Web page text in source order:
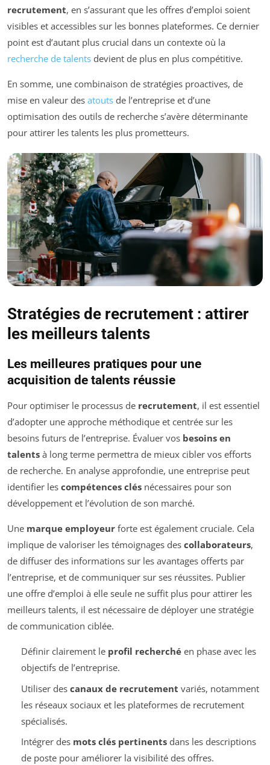
recrutement, en s’assurant que les offres d’emploi soient
visibles et accessibles sur les bonnes plateformes. Ce dernier
point est d’autant plus crucial dans un contexte où la
recherche de talents devient de plus en plus compétitive.
En somme, une combinaison de stratégies proactives, de
mise en valeur des atouts de l’entreprise et d’une
optimisation des outils de recherche s’avère déterminante
pour attirer les talents les plus prometteurs.
Stratégies de recrutement : attirer
les meilleurs talents
Les meilleures pratiques pour une
acquisition de talents réussie
Pour optimiser le processus de recrutement, il est essentiel
d’adopter une approche méthodique et centrée sur les
besoins futurs de l’entreprise. Évaluer vos besoins en
talents à long terme permettra de mieux cibler vos efforts
de recherche. En analyse approfondie, une entreprise peut
identifier les compétences clés nécessaires pour son
développement et l’évolution de son marché.
Une marque employeur forte est également cruciale. Cela
implique de valoriser les témoignages des collaborateurs,
de diffuser des informations sur les avantages offerts par
l’entreprise, et de communiquer sur ses réussites. Publier
une offre d’emploi à elle seule ne suffit plus pour attirer les
meilleurs talents, il est nécessaire de déployer une stratégie
de communication ciblée.
Définir clairement le profil recherchéen phase avec les
objectifs de l’entreprise.
Utiliser des canaux de recrutement variés, notamment
les réseaux sociaux et les plateformes de recrutement
spécialisés.
Intégrer des mots clés pertinentsdans les descriptions
de poste pour améliorer la visibilité des offres.